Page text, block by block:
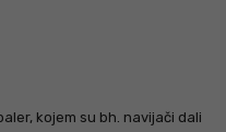
kojem su bh. navijači dali